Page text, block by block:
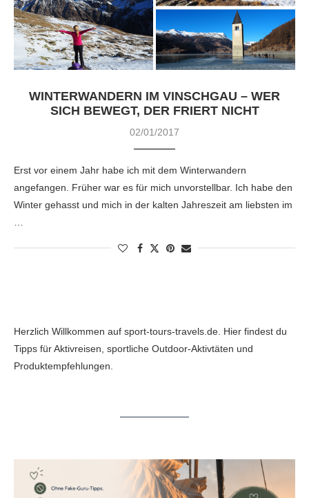
WINTERWANDERN IM VINSCHGAU – WER
SICH BEWEGT, DER FRIERT NICHT
02/01/2017
Erst vor einem Jahr habe ich mit dem Winterwandern
angefangen. Früher war es für mich unvorstellbar. Ich habe den
Winter gehasst und mich in der kalten Jahreszeit am liebsten im
Herzlich Willkommen auf sport-tours-travels.de. Hier findest du
Tipps für Aktivreisen, sportliche Outdoor-Aktivtäten und
Produktempfehlungen.